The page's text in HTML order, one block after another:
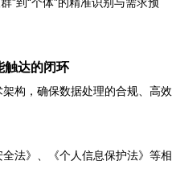
”到“个体”的精准识别与需求预
触达的闭环
构，确保数据处理的合规、高效
全法》、《个人信息保护法》等相